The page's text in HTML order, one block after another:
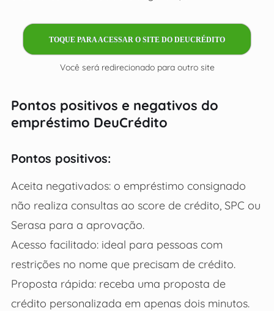
TOQUE PARA ACESSAR O SITE DO DEUCRÉDITO
Você será redirecionado para outro site
Pontos positivos e negativos do
empréstimo DeuCrédito
Pontos positivos:
Aceita negativados: o empréstimo consignado
não realiza consultas ao score de crédito, SPC ou
Serasa para a aprovação.
Acesso facilitado: ideal para pessoas com
restrições no nome que precisam de crédito.
Proposta rápida: receba uma proposta de
crédito personalizada em apenas dois minutos.